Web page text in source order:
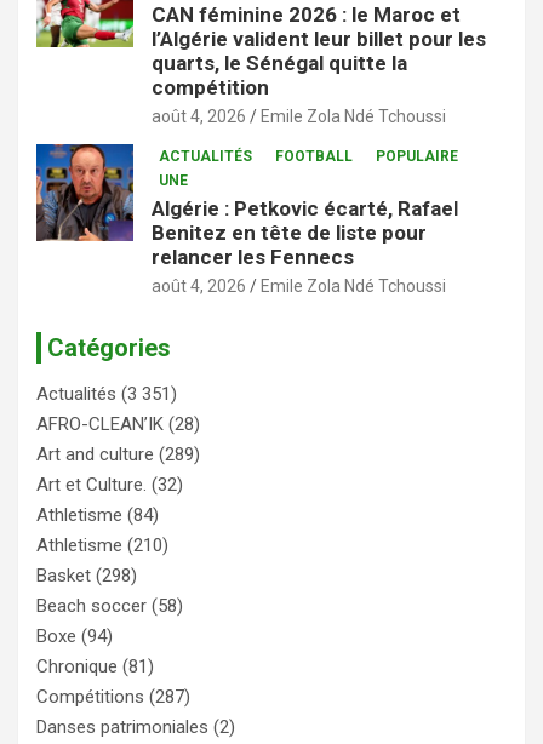
CAN féminine 2026 : le Maroc et
l’Algérie valident leur billet pour les
quarts, le Sénégal quitte la
compétition
août 4, 2026 Emile Zola Ndé Tchoussi
ACTUALITÉS FOOTBALL
POPULAIRE
UNE
Algérie : Petkovic écarté, Rafael
Benitez en tête de liste pour
relancer les Fennecs
août 4, 2026 Emile Zola Ndé Tchoussi
Catégories
Actualités (3 351)
AFRO-CLEAN’IK (28)
Art and culture (289)
Art et Culture. (32)
Athletisme (84)
Athletisme (210)
Basket (298)
Beach soccer (58)
Boxe (94)
Chronique (81)
Compétitions (287)
Danses patrimoniales (2)